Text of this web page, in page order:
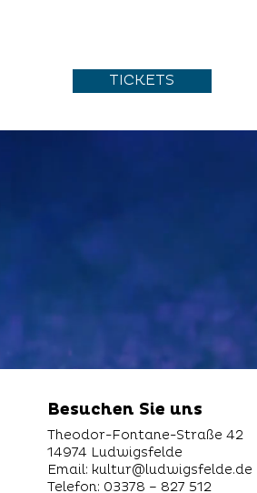
TICKETS
Besuchen Sie uns
Theodor-Fontane-Straße 42
14974 Ludwigsfelde
Email: kultur@ludwigsfelde.de
Telefon: 03378 – 827 512